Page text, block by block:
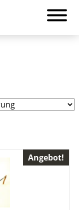
Angebot!